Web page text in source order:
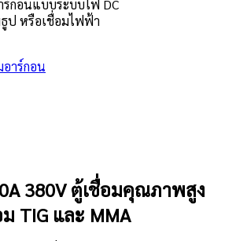
ร์กอนแบบระบบไฟ DC
ป หรือเชื่อมไฟฟ้า
อาร์กอน
380V ตู้เชื่อมคุณภาพสูง
TIG และ MMA